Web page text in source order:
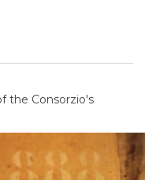
the Consorzio's